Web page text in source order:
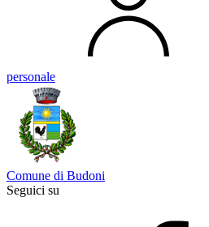
personale
Comune di Budoni
Seguici su